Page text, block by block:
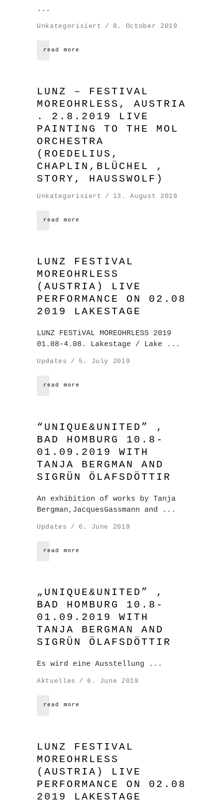
Unkategorisiert 8. October 2019
read more
LUNZ – FESTIVAL
MOREOHRLESS, AUSTRIA
. 2.8.2019 LIVE
PAINTING TO THE MOL
ORCHESTRA
(ROEDELIUS,
CHAPLIN,BLÜCHEL ,
STORY, HAUSSWOLF)
Unkategorisiert 13. August 2019
read more
LUNZ FESTIVAL
MOREOHRLESS
(AUSTRIA) LIVE
PERFORMANCE ON 02.08
2019 LAKESTAGE
LUNZ FESTiVAL MOREOHRLESS 2019
01.08-4.08. Lakestage / Lake
Updates 5. July 2019
read more
“UNIQUE&UNITED” ,
BAD HOMBURG 10.8-
01.09.2019 WITH
TANJA BERGMAN AND
SIGRÜN ÖLAFSDÖTTIR
An exhibition of works by Tanja
Bergman,JacquesGassmann and
Updates 6. June 2019
read more
„UNIQUE&UNITED” ,
BAD HOMBURG 10.8-
01.09.2019 WITH
TANJA BERGMAN AND
SIGRÜN ÖLAFSDÖTTIR
Es wird eine Ausstellung
Aktuelles 6. June 2019
read more
LUNZ FESTIVAL
MOREOHRLESS
(AUSTRIA) LIVE
PERFORMANCE ON 02.08
2019 LAKESTAGE